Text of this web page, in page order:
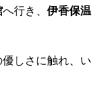
へ行き、 伊香保温
しさに触れ、い